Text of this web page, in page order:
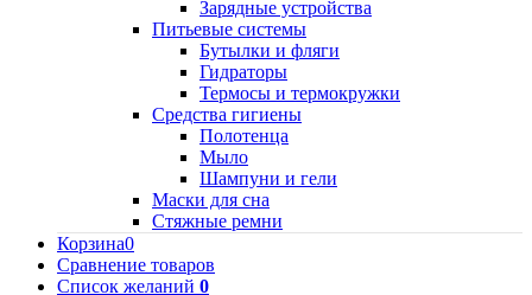
Зарядные устройства
Питьевые системы
Бутылки и фляги
Гидраторы
Термосы и термокружки
Средства гигиены
Полотенца
Мыло
Шампуни и гели
Маски для сна
Стяжные ремни
Корзина0
Сравнение товаров
Список желаний 0